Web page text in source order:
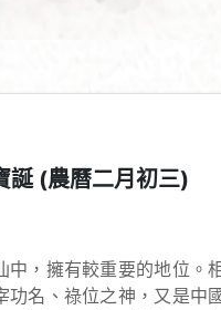
誕 (農曆二月初三)
中，擁有較重要的地位。
功名、祿位之神，又是中